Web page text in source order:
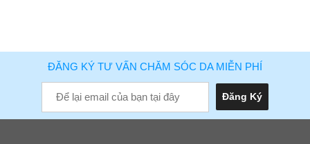
ĐĂNG KÝ TƯ VẤN CHĂM SÓC DA MIỄN PHÍ